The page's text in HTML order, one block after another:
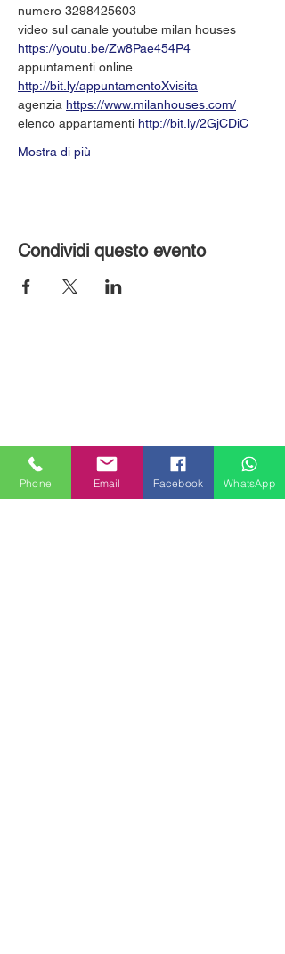
numero 3298425603
video sul canale youtube milan houses
https://youtu.be/Zw8Pae454P4
appuntamenti online
http://bit.ly/appuntamentoXvisita
agenzia https://www.milanhouses.com/
elenco appartamenti http://bit.ly/2GjCDiC
Mostra di più
Condividi questo evento
Phone Email Facebook WhatsApp